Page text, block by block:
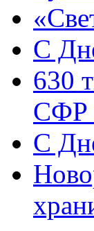
C
630
СФР
C